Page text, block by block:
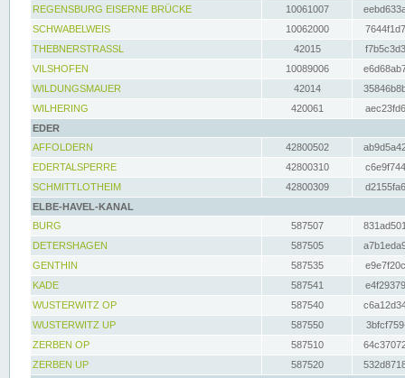
REGENSBURG EISERNE BRÜCKE
10061007
SCHWABELWEIS
10062000
THEBNERSTRASSL
42015
VILSHOFEN
10089006
WILDUNGSMAUER
42014
WILHERING
420061
EDER
AFFOLDERN
42800502
EDERTALSPERRE
42800310
SCHMITTLOTHEIM
42800309
ELBE-HAVEL-KANAL
BURG
587507
DETERSHAGEN
587505
GENTHIN
587535
KADE
587541
WUSTERWITZ OP
587540
WUSTERWITZ UP
587550
ZERBEN OP
587510
ZERBEN UP
587520